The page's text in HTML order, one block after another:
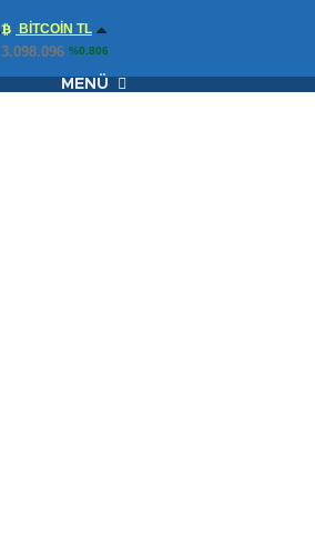
BITCOIN TL
3.098.096 %0.806
MENÜ